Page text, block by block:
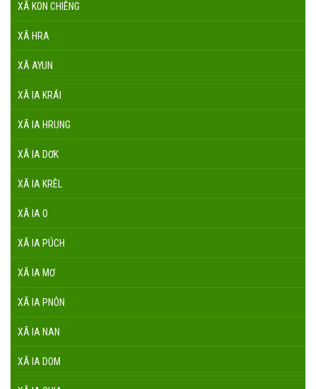
XÃ KON CHIÊNG
XÃ HRA
XÃ AYUN
XÃ IA KRÁI
XÃ IA HRUNG
XÃ IA DƠK
XÃ IA KRÊL
XÃ IA O
XÃ IA PÚCH
XÃ IA MƠ
XÃ IA PNÔN
XÃ IA NAN
XÃ IA DOM